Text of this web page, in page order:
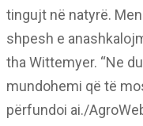
tingujt në natyrë.
shpesh e
tha Wittemyer. “Ne
mundohemi që të
përfundoi ai./